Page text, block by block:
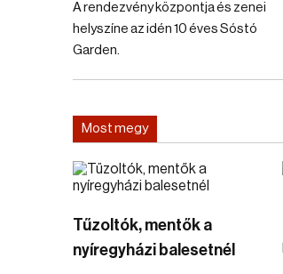
A rendezvény központja és zenei
helyszíne az idén 10 éves Sóstó
Garden.
Most megy
Tűzoltók, mentők a
nyíregyházi balesetnél